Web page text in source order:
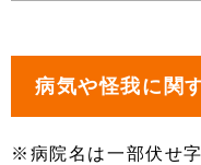
病気や怪我に関
※病院名は一部伏せ